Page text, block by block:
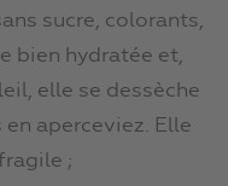
sucre, colorants,
bien hydratée et,
elle se dessèche
aperceviez. Elle
;